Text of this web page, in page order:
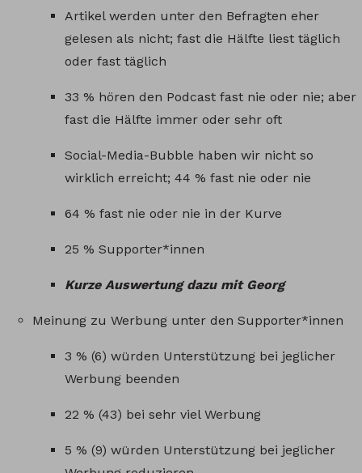
Artikel werden unter den Befragten eher
gelesen als nicht; fast die Hälfte liest täglich
oder fast täglich
33 % hören den Podcast fast nie oder nie; aber
fast die Hälfte immer oder sehr oft
Social-Media-Bubble haben wir nicht so
wirklich erreicht; 44 % fast nie oder nie
64 % fast nie oder nie in der Kurve
25 % Supporter*innen
Kurze Auswertung dazu mit Georg
Meinung zu Werbung unter den Supporter*innen
3 % (6) würden Unterstützung bei jeglicher
Werbung beenden
22 % (43) bei sehr viel Werbung
5 % (9) würden Unterstützung bei jeglicher